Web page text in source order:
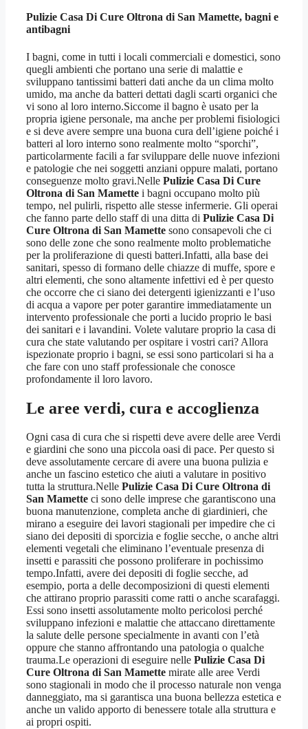
Pulizie Casa Di Cure Oltrona di San Mamette, bagni e
antibagni
I bagni, come in tutti i locali commerciali e domestici, sono
quegli ambienti che portano una serie di malattie e
sviluppano tantissimi batteri dati anche da un clima molto
umido, ma anche da batteri dettati dagli scarti organici che
vi sono al loro interno.Siccome il bagno è usato per la
propria igiene personale, ma anche per problemi fisiologici
e si deve avere sempre una buona cura dell’igiene poiché i
batteri al loro interno sono realmente molto “sporchi”,
particolarmente facili a far sviluppare delle nuove infezioni
e patologie che nei soggetti anziani oppure malati, portano
conseguenze molto gravi.Nelle Pulizie Casa Di Cure
Oltrona di San Mamette i bagni occupano molto più
tempo, nel pulirli, rispetto alle stesse infermerie. Gli operai
che fanno parte dello staff di una ditta di Pulizie Casa Di
Cure Oltrona di San Mamette sono consapevoli che ci
sono delle zone che sono realmente molto problematiche
per la proliferazione di questi batteri.Infatti, alla base dei
sanitari, spesso di formano delle chiazze di muffe, spore e
altri elementi, che sono altamente infettivi ed è per questo
che occorre che ci siano dei detergenti igienizzanti e l’uso
di acqua a vapore per poter garantire immediatamente un
intervento professionale che porti a lucido proprio le basi
dei sanitari e i lavandini. Volete valutare proprio la casa di
cura che state valutando per ospitare i vostri cari? Allora
ispezionate proprio i bagni, se essi sono particolari si ha a
che fare con uno staff professionale che conosce
profondamente il loro lavoro.
Le aree verdi, cura e accoglienza
Ogni casa di cura che si rispetti deve avere delle aree Verdi
e giardini che sono una piccola oasi di pace. Per questo si
deve assolutamente cercare di avere una buona pulizia e
anche un fascino estetico che aiuti a valutare in positivo
tutta la struttura.Nelle Pulizie Casa Di Cure Oltrona di
San Mamette ci sono delle imprese che garantiscono una
buona manutenzione, completa anche di giardinieri, che
mirano a eseguire dei lavori stagionali per impedire che ci
siano dei depositi di sporcizia e foglie secche, o anche altri
elementi vegetali che eliminano l’eventuale presenza di
insetti e parassiti che possono proliferare in pochissimo
tempo.Infatti, avere dei depositi di foglie secche, ad
esempio, porta a delle decomposizioni di questi elementi
che attirano proprio parassiti come ratti o anche scarafaggi.
Essi sono insetti assolutamente molto pericolosi perché
sviluppano infezioni e malattie che attaccano direttamente
la salute delle persone specialmente in avanti con l’età
oppure che stanno affrontando una patologia o qualche
trauma.Le operazioni di eseguire nelle Pulizie Casa Di
Cure Oltrona di San Mamette mirate alle aree Verdi
sono stagionali in modo che il processo naturale non venga
danneggiato, ma si garantisca una buona bellezza estetica e
anche un valido apporto di benessere totale alla struttura e
ai propri ospiti.